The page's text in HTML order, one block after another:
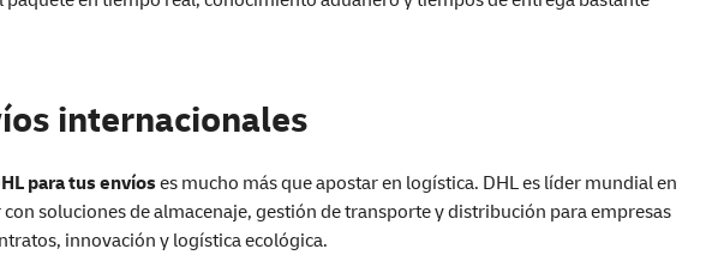
internacionales
para tus envíoses mucho más que apostar en logística. DHL es líder mundial en
soluciones de almacenaje, gestión de transporte y distribución para empresas
innovación y logística ecológica.